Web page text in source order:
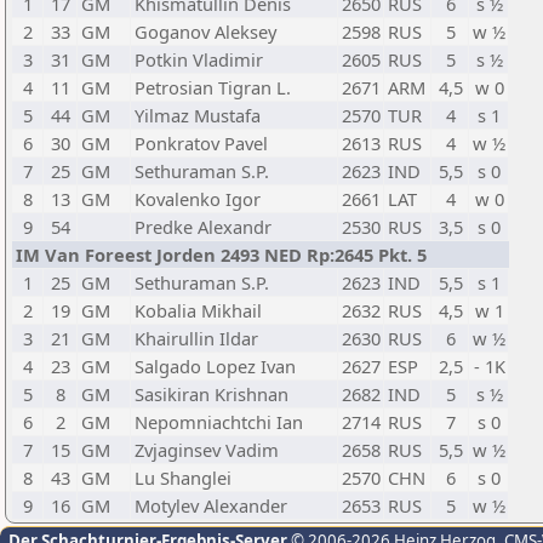
2
33 GM Goganov Aleksey 2598 RUS 5
w ½
3
31 GM Potkin Vladimir 2605 RUS 5
s ½
4
11 GM Petrosian Tigran L. 2671 ARM 4,5 w 0
5
44 GM Yilmaz Mustafa 2570 TUR 4
s 1
6
30 GM Ponkratov Pavel 2613 RUS 4
w ½
7
25 GM Sethuraman S.P. 2623 IND 5,5
s 0
8
13 GM Kovalenko Igor 2661 LAT 4
w 0
9
54 Predke Alexandr 2530 RUS 3,5
s 0
IM Van Foreest Jorden 2493 NED Rp:2645 Pkt. 5
1
25 GM Sethuraman S.P. 2623 IND 5,5
s 1
2
19 GM Kobalia Mikhail 2632 RUS 4,5 w 1
3
21 GM Khairullin Ildar 2630 RUS 6
w ½
4
23 GM Salgado Lopez Ivan 2627 ESP 2,5 - 1K
5
8 GM Sasikiran Krishnan 2682 IND 5
s ½
6
2 GM Nepomniachtchi Ian 2714 RUS 7
s 0
7
15 GM Zvjaginsev Vadim 2658 RUS 5,5 w ½
8
43 GM Lu Shanglei 2570 CHN 6
s 0
9
16 GM Motylev Alexander 2653 RUS 5 w ½